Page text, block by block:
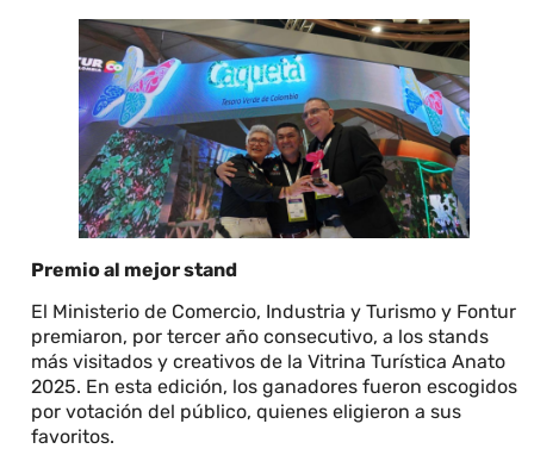
Premio al mejor stand
El Ministerio de Comercio, Industria y Turismo y Fontur
premiaron, por tercer año consecutivo, a los stands
más visitados y creativos de la Vitrina Turística Anato
2025. En esta edición, los ganadores fueron escogidos
por votación del público, quienes eligieron a sus
favoritos.